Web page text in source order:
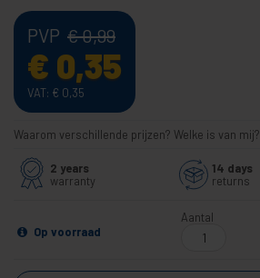
PVP €0,99
€ 0,35
VAT: € 0,35
Waarom verschillende prijzen? Welke is van mij?
2 years
warranty
14 days
returns
Op voorraad
Aantal